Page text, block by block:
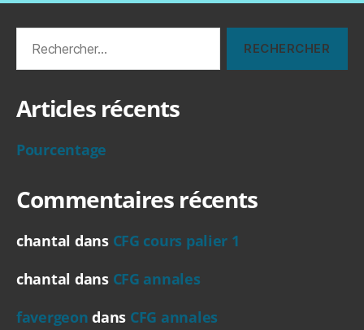
Articles récents
Pourcentage
Commentaires récents
chantal dans CFG cours palier 1
chantal dans CFG annales
favergeon dans CFG annales